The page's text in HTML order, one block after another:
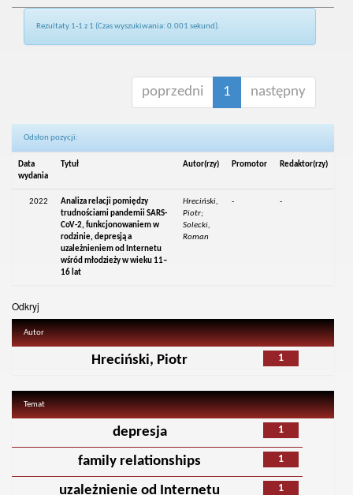
Rezultaty 1-1 z 1 (Czas wyszukiwania: 0.001 sekund).
poprzedni 1 następny
Odsłon pozycji:
Data
wydania
Tytuł Autor(rzy) Promotor Redaktor(rzy)
2022
Analiza relacji pomiędzy
trudnościami pandemii SARS-
CoV-2, funkcjonowaniem w
rodzinie, depresją a
uzależnieniem od Internetu
wśród młodzieży w wieku 11–
16 lat
Hreciński,
Piotr;
Solecki,
Roman
- -
Odkryj
Autor
1
Hreciński, Piotr
Temat
1
depresja
1
family relationships
1
uzależnienie od Internetu